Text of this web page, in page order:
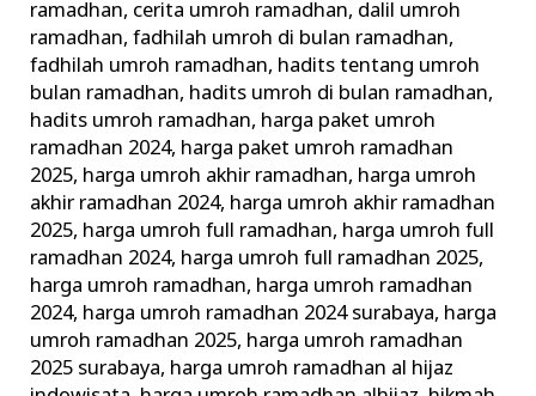
ramadhan, cerita umroh ramadhan, dalil umroh
ramadhan,fadhilah umroh di bulan ramadhan,
fadhilah umroh ramadhan, hadits tentang umroh
bulan ramadhan, hadits umroh di bulan ramadhan,
hadits umroh ramadhan, harga paket umroh
ramadhan 2024, harga paket umroh ramadhan
2025, harga umroh akhir ramadhan, harga umroh
akhir ramadhan 2024, harga umroh akhir ramadhan
2025, harga umroh full ramadhan, harga umroh full
ramadhan 2024, harga umroh full ramadhan 2025,
harga umroh ramadhan, harga umroh ramadhan
2024, harga umroh ramadhan 2024 surabaya, harga
umroh ramadhan 2025, harga umroh ramadhan
2025 surabaya, harga umroh ramadhan al hijaz